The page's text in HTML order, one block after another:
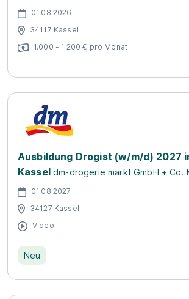
01.08.2026
34117 Kassel
1.000 - 1.200 € pro Monat
Ausbildung Drogist (w/m/d) 2027
Kassel dm-drogerie markt GmbH + Co.
01.08.2027
34127 Kassel
Video
Neu